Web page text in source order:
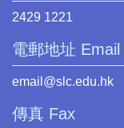
2429 1221
電郵地址 Email
email@slc.edu.hk
傳真 Fax